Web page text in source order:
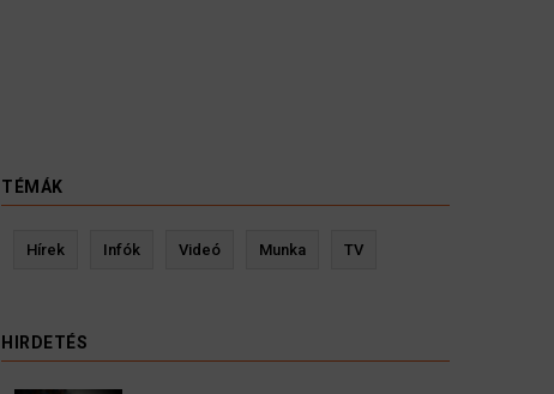
Kevin Ressler biztosítási szakértő
TÉMÁK
Hírek Infók Videó Munka TV
HIRDETÉS